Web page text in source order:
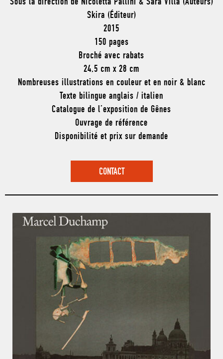
Sous la direction de Nicoletta Pallini & Sara Villa (Auteurs)
Skira (Éditeur)
2015
150 pages
Broché avec rabats
24,5 cm x 28 cm
Nombreuses illustrations en couleur et en noir & blanc
Texte bilingue anglais / italien
Catalogue de l’exposition de Gênes
Ouvrage de référence
Disponibilité et prix sur demande
CONTACT